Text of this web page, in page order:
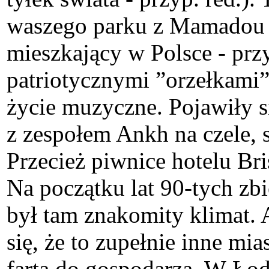
waszego parku z
mieszkający w Polsce -
patriotycznymi
życie muzyczne. Pojawiły
z zespołem Ankh na
Przecież piwnice hotelu
Na początku lat 90-tych
był tam znakomity klimat.
się, że to zupełnie inne